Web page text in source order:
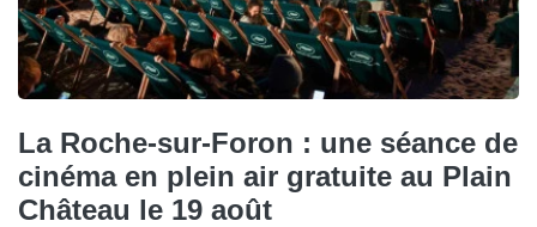
La Roche-sur-Foron : une séance de
cinéma en plein air gratuite au Plain
Château le 19 août